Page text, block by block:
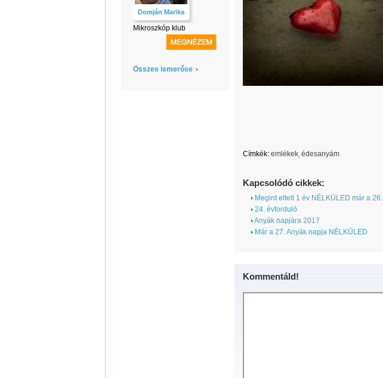
Domján Marika
Mikroszkóp klub
Összes ismerőse
Címkék: emlékek édesanyám
Kapcsolódó cikkek:
Megint eltelt 1 év NÉLKÜLED már a 26.
24. évforduló
Anyák napjára 2017
Már a 27. Anyák napja NÉLKÜLED
Kommentáld!